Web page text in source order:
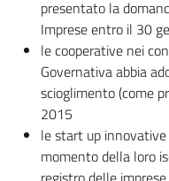
presentato la
Imprese entro il 30
le cooperative nei
Governativa abbia
scioglimento (come
2015
le start up
momento della loro